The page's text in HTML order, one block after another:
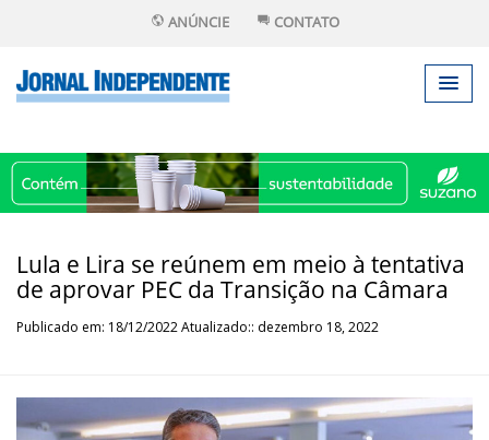
ANÚNCIE CONTATO
Lula e Lira se reúnem em meio à tentativa
de aprovar PEC da Transição na Câmara
Publicado em: 18/12/2022 Atualizado:: dezembro 18, 2022